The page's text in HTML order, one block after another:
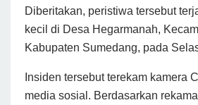
Diberitakan, peristiwa tersebut
kecil di Desa Hegarmanah,
Kabupaten Sumedang, pada
Insiden tersebut terekam kamera
media sosial. Berdasarkan